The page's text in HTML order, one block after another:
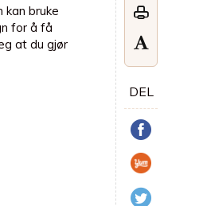
DEL
kan bruke
for å få
at du gjør